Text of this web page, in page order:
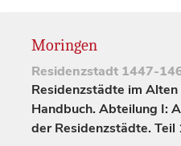
Moringen
Residenzstadt 1447-
Residenzstädte im
Handbuch. Abteilung I:
der Residenzstädte. Teil